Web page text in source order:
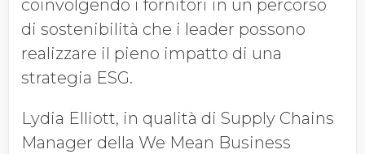
coinvolgendo i fornitori in un percorso
di sostenibilità che i leader possono
realizzare il pieno impatto di una
strategia ESG.
Lydia Elliott, in qualità di Supply Chains
Manager della We Mean Business